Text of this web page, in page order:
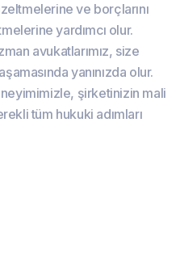
ve borçlarını
yardımcı olur.
avukatlarımız, size
yanınızda olur.
şirketinizin mali
tüm hukuki adımları